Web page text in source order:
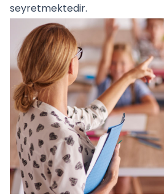
seyretmektedir.